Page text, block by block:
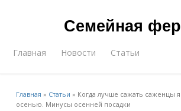
Семейная
Главная Новости Статьи
Главная » Статьи » Когда лучше сажать саженцы
осенью. Минусы осенней посадки